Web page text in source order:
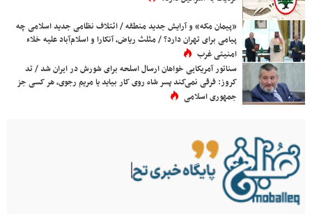
«پیمان مکه» و آرایش جدید منطقه / ائتلاف نظامی جدید اسلامی چه
پیامی برای تهران دارد؟ / مثلث ریاض، آنکارا و اسلام‌آباد علیه خلاء
امنیتی غرب
سناتور آمریکایی خواهان ارسال اسلحه برای شورش در ایران شد / تد
کروز: فرقی نمی‌کند پسر شاه روی کار بیاید یا مریم رجوی، هر کسی جز
جمهوری اسلامی